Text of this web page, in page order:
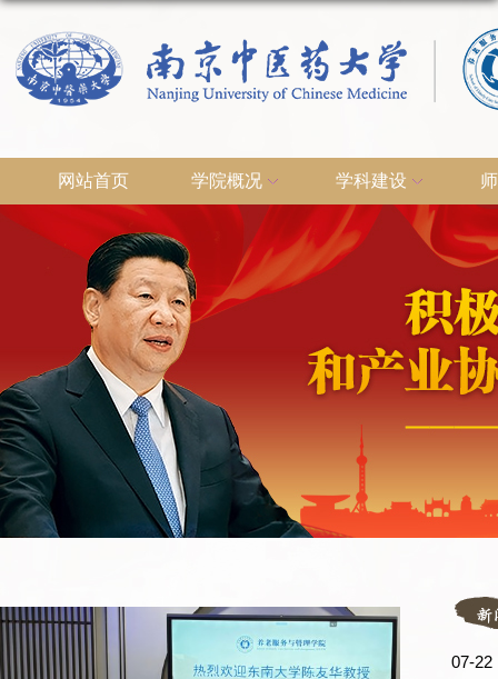
网站首页 学院概况 学科建设
07-